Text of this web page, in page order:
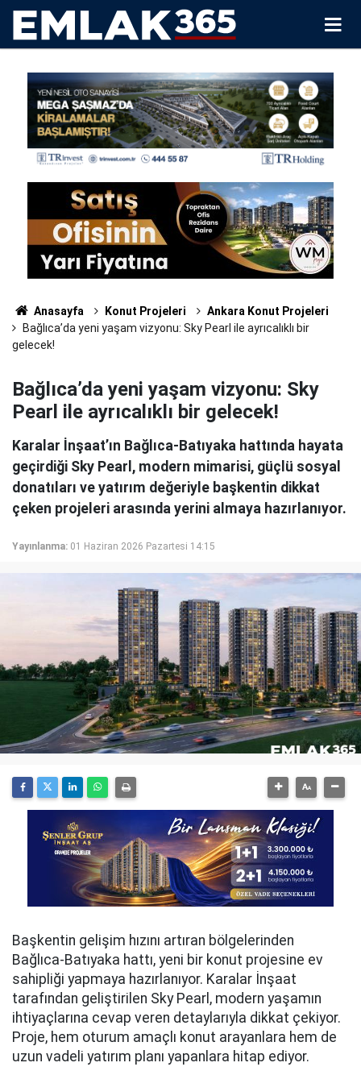
Anasayfa Konut Projeleri
Ankara Konut Projeleri
Bağlıca’da yeni yaşam vizyonu: Sky Pearl ile ayrıcalıklı bir
gelecek!
Bağlıca’da yeni yaşam vizyonu: Sky
Pearl ile ayrıcalıklı bir gelecek!
Karalar İnşaat’ın Bağlıca-Batıyaka hattında hayata
geçirdiği Sky Pearl, modern mimarisi, güçlü sosyal
donatıları ve yatırım değeriyle başkentin dikkat
çeken projeleri arasında yerini almaya hazırlanıyor.
Yayınlanma: 01 Haziran 2026 Pazartesi 14:15
Başkentin gelişim hızını artıran bölgelerinden
Bağlıca-Batıyaka hattı, yeni bir konut projesine ev
sahipliği yapmaya hazırlanıyor. Karalar İnşaat
tarafından geliştirilen Sky Pearl, modern yaşamın
ihtiyaçlarına cevap veren detaylarıyla dikkat çekiyor.
Proje, hem oturum amaçlı konut arayanlara hem de
uzun vadeli yatırım planı yapanlara hitap ediyor.